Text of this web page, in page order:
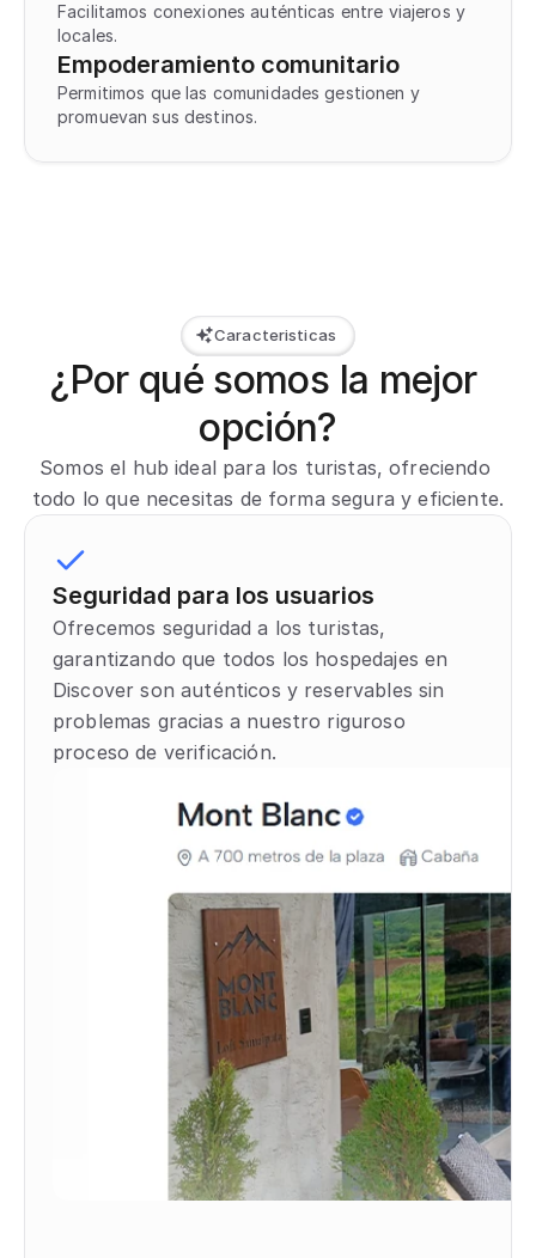
Facilitamos conexiones auténticas entre viajeros y
locales.
Empoderamiento comunitario
Permitimos que las comunidades gestionen y
promuevan sus destinos.
Caracteristicas
¿Por qué somos la mejor
opción?
Somos el hub ideal para los turistas, ofreciendo
todo lo que necesitas de forma segura y eficiente.
Seguridad para los usuarios
Ofrecemos seguridad a los turistas,
garantizando que todos los hospedajes en
Discover son auténticos y reservables sin
problemas gracias a nuestro riguroso
proceso de verificación.